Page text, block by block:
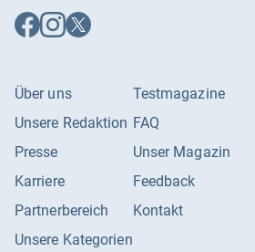
Auf
Facebook
Auf
Instagram
Auf
X
Über uns
Unsere Redaktion
Presse
Karriere
Partnerbereich
Unsere Kategorien
Testmagazine
FAQ
Unser Magazin
Feedback
Kontakt